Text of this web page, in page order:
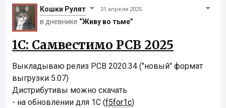
Кошки Рyлят 21 апреля 2025
в дневнике “Живу во тьме”
1С: Самвестимо РСВ 2025
Выкладываю релиз РСВ 2020.34 ("новый" формат
выгрузки 5.07)
Дистрибутивы можно скачать
- на обновлении для 1С (f5for1c)